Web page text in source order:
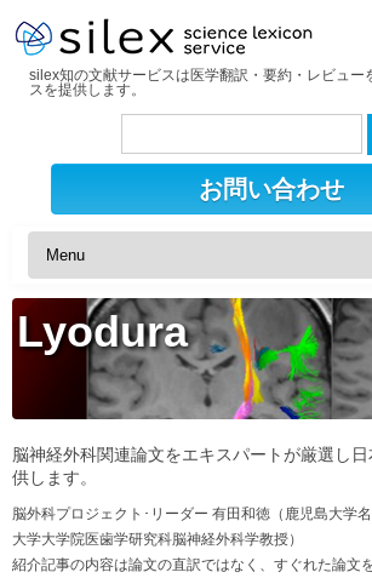
silex知の文献サービスは医学翻訳・要約・レビュー
スを提供します。
検
お問い合わせ
Lyodura
脳神経外科関連論文をエキスパートが厳選し
供します。
脳外科プロジェクト･リーダー 有田和徳（鹿児島大学
大学大学院医歯学研究科脳神経外科学教授）
紹介記事の内容は論文の直訳ではなく、すぐれた論文